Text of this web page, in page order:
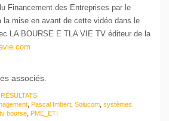
Financement des Entreprises par le
la mise en avant de cette vidéo dans le
LA BOURSE E TLA VIE TV éditeur de la
associés.
Pascal Imbert Solucom systèmes
tv bourse PME_ETI